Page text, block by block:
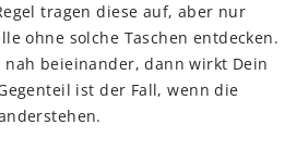
tragen diese auf, aber nur
ohne solche Taschen entdecken.
nah beieinander, dann wirkt Dein
ist der Fall, wenn die